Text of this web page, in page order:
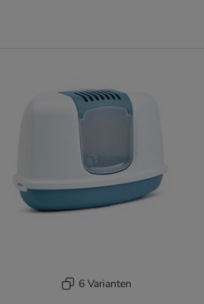
6 Varianten